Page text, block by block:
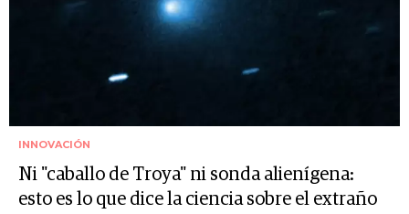
INNOVACIÓN
Ni "caballo de Troya" ni sonda alienígena:
esto es lo que dice la ciencia sobre el extraño